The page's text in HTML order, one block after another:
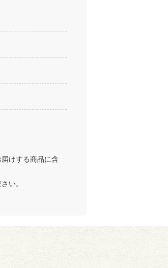
けする商品に含
い。